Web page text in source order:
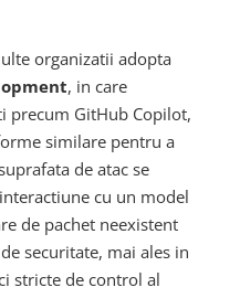
organizatii adopta
, in care
precum GitHub Copilot,
similare pentru a
de atac se
cu un model
de pachet neexistent
securitate, mai ales in
stricte de control al